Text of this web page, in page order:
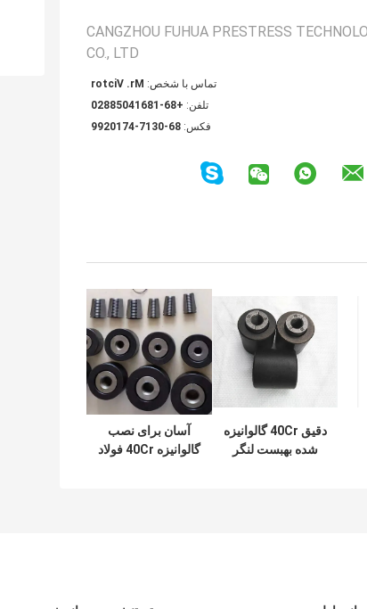
CANGZHOU FUHUA PRESTRESS
CO., LTD
تماس با شخص: Mr. Victor
تلفن: +86-18614058820
فکس: 86-0317-4710299
دقيق 40Cr گالوانيزه
شده بهبست لنگر
آسان برای نصب
گالوانیزه 40Cr فولاد